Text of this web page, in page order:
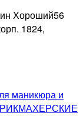
Хороший56
1824,
маникюра и